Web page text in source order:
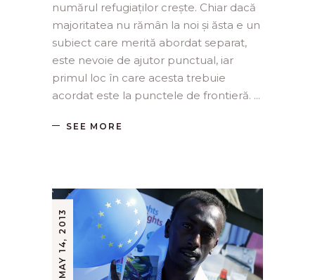
numărul refugiaților crește. Chiar dacă
majoritatea nu rămân la noi și ăsta e un
subiect care merită abordat separat,
este nevoie de ajutor punctual, iar
primul loc în care acesta trebuie
acordat este la punctele de frontieră.
SEE MORE
MAY 14, 2013